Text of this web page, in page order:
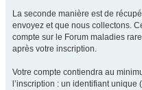
La seconde manière est de
envoyez et que nous collectons.
compte sur le Forum maladies
après votre inscription.
Votre compte contiendra au
l’inscription : un identifiant